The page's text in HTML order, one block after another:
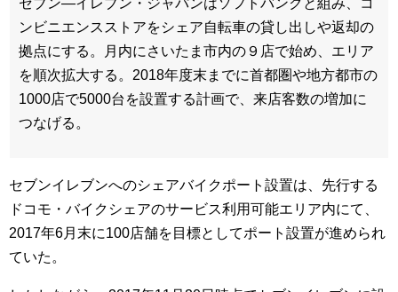
セブン―イレブン・ジャパンはソフトバンクと組み、コ
ンビニエンスストアをシェア自転車の貸し出しや返却の
拠点にする。月内にさいたま市内の９店で始め、エリア
を順次拡大する。2018年度末までに首都圏や地方都市の
1000店で5000台を設置する計画で、来店客数の増加に
つなげる。
セブンイレブンへのシェアバイクポート設置は、先行する
ドコモ・バイクシェアのサービス利用可能エリア内にて、
2017年6月末に100店舗を目標としてポート設置が進められ
ていた。